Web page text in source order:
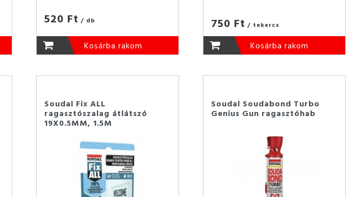
520 Ft / db
Kosárba rakom
750 Ft / tekercs
Kosárba rakom
Soudal Fix ALL
ragasztószalag átlátszó
19X0.5MM, 1.5M
Soudal Soudabond Turbo
Genius Gun ragasztóhab